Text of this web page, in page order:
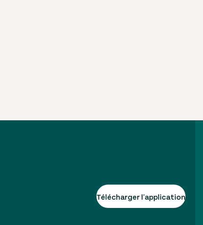
Télécharger l'application